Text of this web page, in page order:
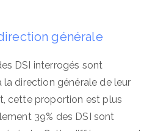
générale
DSI interrogés sont
direction générale de leur
cette proportion est plus
39% des DSI sont